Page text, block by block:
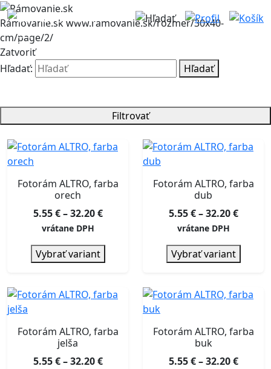
Rámovanie.skwww.ramovanie.sk/rozmer/30x40-
cm/page/2/
Zatvoriť
Hľadať:
Hľadať
Filtrovať
Fotorám ALTRO, farba
orech
5.55€ – 32.20€Price
5.55 €
vrátane DPH
Vybrať variant
Fotorám ALTRO, farba
dub
5.55€ – 32.20€Price
5.55 €
vrátane DPH
Vybrať variant
Fotorám ALTRO, farba
jelša
5.55€ – 32.20€Price
Fotorám ALTRO, farba
buk
5.55€ – 32.20€Price